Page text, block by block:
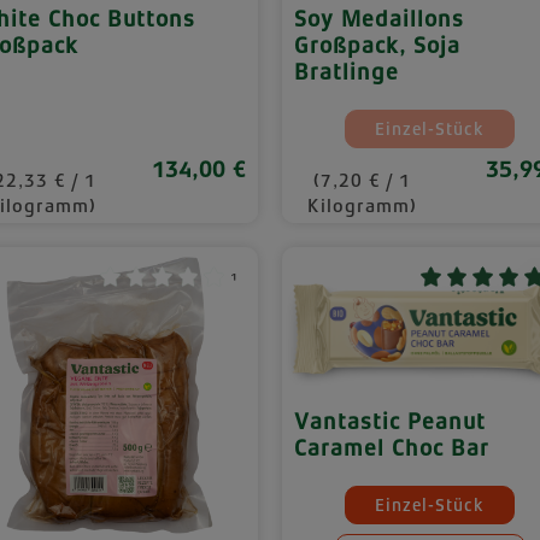
Choc Buttons
€ / 1
Regulärer Preis:
134,00 €
Soy Medaillons
Großpack, Soja
Bratlinge
Mengeneinheiten
Einzel-Stück
(Diese
(7,20 € / 1
Kilogramm)
¹
Vantastic Peanut
Caramel Choc Bar
Mengeneinheiten
Einzel-Stück